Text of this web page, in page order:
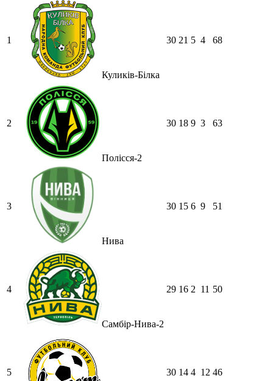
1
Куликів-Білка
30 21 5 4 68
2
Полісся-2
30 18 9 3 63
3
Нива
30 15 6 9 51
4
Самбір-Нива-2
29 16 2 11 50
5 30 14 4 12 46